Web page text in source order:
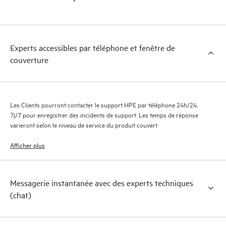
Clients peuvent gérer plus facilement leurs actifs en identifiant
comprenant comment ces produits interagissent ensemble. Les
nouveaux outils en libre-service permettent aux Clients
support, tout en fournissant un portail de ressources de
donne accès à des ressources HPE qui favoriseront l’excellence
opérationnelle et l’optimisation des performances de la
Experts accessibles par téléphone et fenêtre de
couverture
Les Clients pourront contacter le support HPE par téléphone 24h/24,
7j/7 pour enregistrer des incidents de support. Les temps de réponse
varieront selon le niveau de service du produit couvert
Afficher plus
Messagerie instantanée avec des experts techniques
(chat)